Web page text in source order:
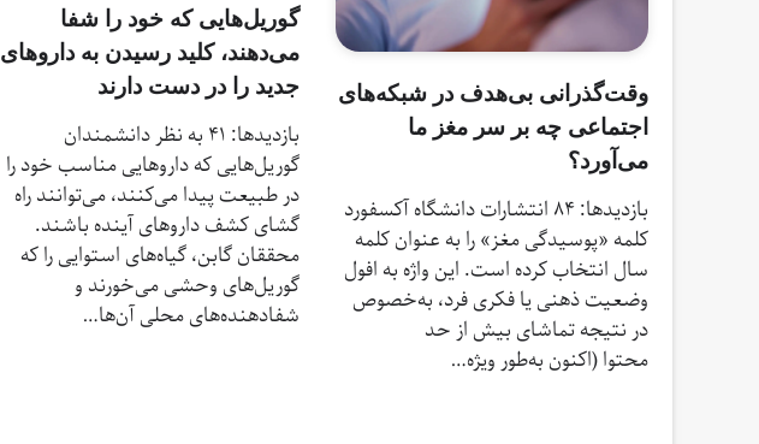
وقت‌گذرانی بی‌هدف در شبکه‌های
اجتماعی چه بر سر مغز ما
می‌آورد؟
بازدیدها: 84 انتشارات دانشگاه آکسفورد
کلمه «پوسیدگی مغز» را به عنوان کلمه
سال انتخاب کرده است. این واژه به افول
وضعیت ذهنی یا فکری فرد، به‌خصوص
در نتیجه تماشای بیش از حد
محتوا (اکنون به‌طور ویژه…
گوریل‌هایی که خود را شفا
می‌دهند، کلید رسیدن به داروهای
جدید را در دست دارند
بازدیدها: 41 به نظر دانشمندان
گوریل‌هایی که داروهایی مناسب خود را
در طبیعت پیدا می‌کنند، می‌توانند راه
گشای کشف داروهای آینده باشند.
محققان گابن، گیاه‌های استوایی را که
گوریل‌های وحشی می‌خورند و
شفادهنده‌های محلی آن‌ها…